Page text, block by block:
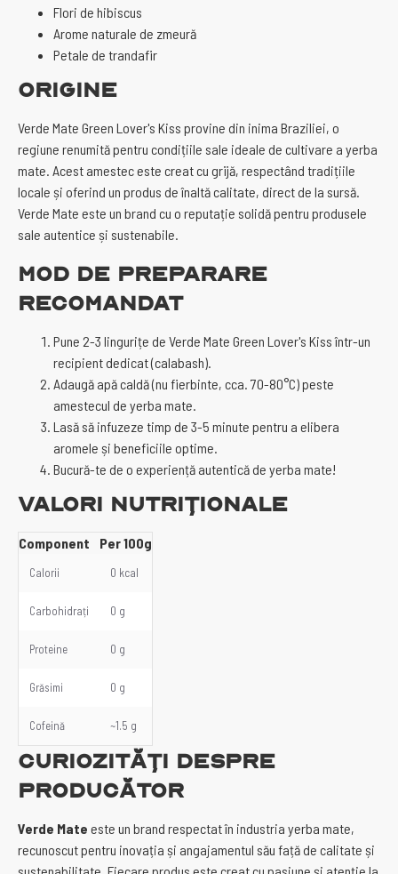
Flori de hibiscus
Arome naturale de zmeură
Petale de trandafir
Origine
Verde Mate Green Lover's Kiss provine din inima Braziliei, o
regiune renumită pentru condițiile sale ideale de cultivare a yerba
mate. Acest amestec este creat cu grijă, respectând tradițiile
locale și oferind un produs de înaltă calitate, direct de la sursă.
Verde Mate este un brand cu o reputație solidă pentru produsele
sale autentice și sustenabile.
Mod de Preparare
Recomandat
Pune 2-3 lingurițe de Verde Mate Green Lover's Kiss într-un
recipient dedicat (calabash).
Adaugă apă caldă (nu fierbinte, cca. 70-80°C) peste
amestecul de yerba mate.
Lasă să infuzeze timp de 3-5 minute pentru a elibera
aromele și beneficiile optime.
Bucură-te de o experiență autentică de yerba mate!
Valori Nutriționale
Component Per 100g
Calorii 0 kcal
Carbohidrați 0 g
Proteine 0 g
Grăsimi 0 g
Cofeină ~1.5 g
Curiozități despre
Producător
Verde Mate este un brand respectat în industria yerba mate,
recunoscut pentru inovația și angajamentul său față de calitate și